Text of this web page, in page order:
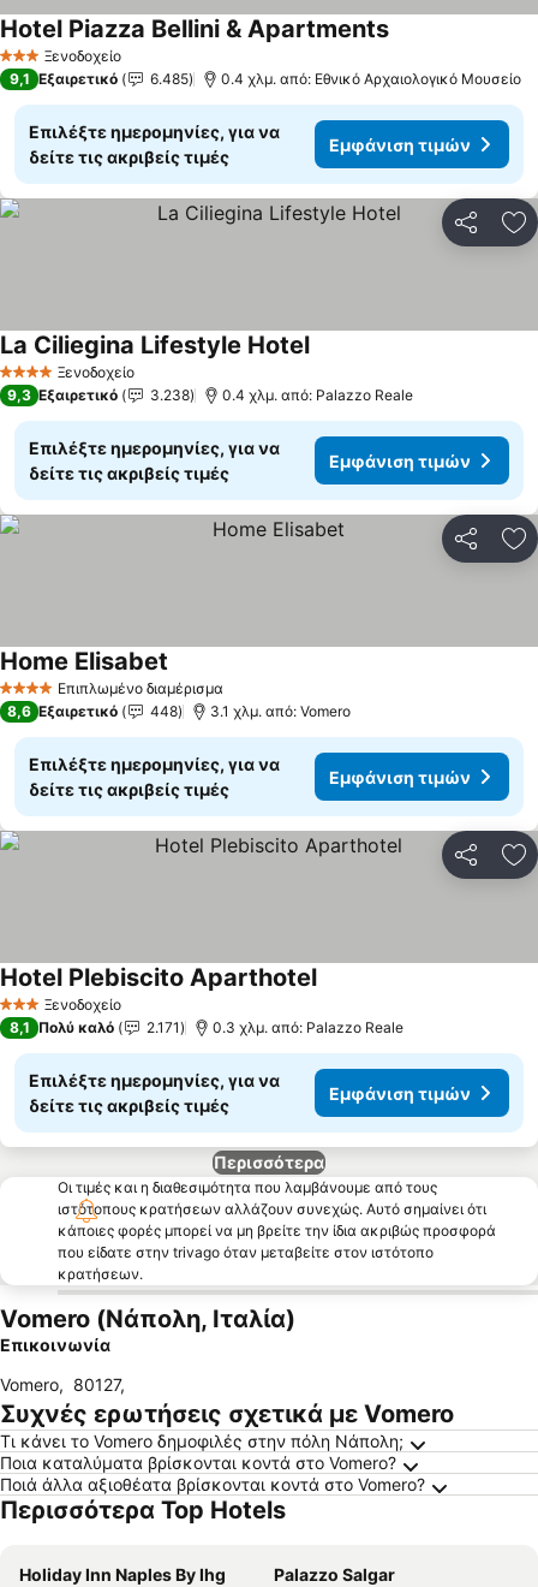
3 ΑστέριαΞενοδοχείο
Hotel Piazza Bellini & ApartmentsΕμφάνιση τιμών
9,1 Εξαιρετικό 6.485 0.4 χλμ. από: Εθνικό Αρχαιολογικό Μουσείο
Επιλέξτε ημερομηνίες, για να
δείτε τις ακριβείς τιμές
Εμφάνιση τιμών
4 ΑστέριαΞενοδοχείο
La Ciliegina Lifestyle HotelΕμφάνιση τιμών
9,3 Εξαιρετικό 3.238 0.4 χλμ. από: Palazzo Reale
Επιλέξτε ημερομηνίες, για να
δείτε τις ακριβείς τιμές
Εμφάνιση τιμών
4 ΑστέριαΕπιπλωμένο διαμέρισμα
Home Elisabet
8,6 Εξαιρετικό 448 3.1 χλμ. από: Vomero
Επιλέξτε ημερομηνίες, για να
δείτε τις ακριβείς τιμές
Εμφάνιση τιμών
3 ΑστέριαΞενοδοχείο
Hotel Plebiscito AparthotelΕμφάνιση τιμών
8,1 Πολύ καλό 2.171 0.3 χλμ. από: Palazzo Reale
Επιλέξτε ημερομηνίες, για να
δείτε τις ακριβείς τιμές
Εμφάνιση τιμών
Περισσότερα
Οι τιμές και η διαθεσιμότητα που λαμβάνουμε από τους
ιστότοπους κρατήσεων αλλάζουν συνεχώς. Αυτό σημαίνει ότι
κάποιες φορές μπορεί να μη βρείτε την ίδια ακριβώς προσφορά
που είδατε στην trivago όταν μεταβείτε στον ιστότοπο
κρατήσεων.
Vomero (Νάπολη, Ιταλία)
Επικοινωνία
Vomero, 80127,
Συχνές ερωτήσεις σχετικά με Vomero
Τι κάνει το Vomero δημοφιλές στην πόλη Νάπολη;
Ποια καταλύματα βρίσκονται κοντά στο Vomero?
Ποιά άλλα αξιοθέατα βρίσκονται κοντά στο Vomero?
Περισσότερα Top Hotels
Holiday Inn Naples By Ihg
Palazzo Salgar